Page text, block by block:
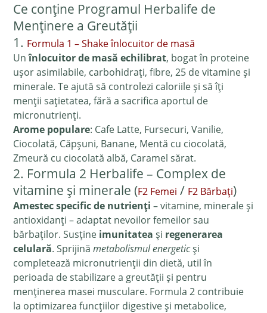
Ce conține Programul Herbalife de
Menținere a Greutății
1. Formula 1 – Shake înlocuitor de masă
Unînlocuitor de masă echilibrat, bogat în proteine
ușor asimilabile, carbohidrați, fibre, 25 de vitamine și
minerale. Te ajută să controlezi caloriile și să îți
menții sațietatea, fără a sacrifica aportul de
micronutrienți.
Arome populare: Cafe Latte, Fursecuri, Vanilie,
Ciocolată, Căpșuni, Banane, Mentă cu ciocolată,
Zmeură cu ciocolată albă, Caramel sărat.
2. Formula 2 Herbalife – Complex de
vitamine și minerale (F2 Femei / F2 Bărbați)
Amestec specific de nutrienți – vitamine, minerale și
antioxidanți – adaptat nevoilor femeilor sau
bărbaților. Susține imunitatea și regenerarea
celulară. Sprijinămetabolismul energeticși
completează micronutrienții din dietă, util în
perioada de stabilizare a greutății și pentru
menținerea masei musculare. Formula 2 contribuie
la optimizarea funcțiilor digestive și metabolice,